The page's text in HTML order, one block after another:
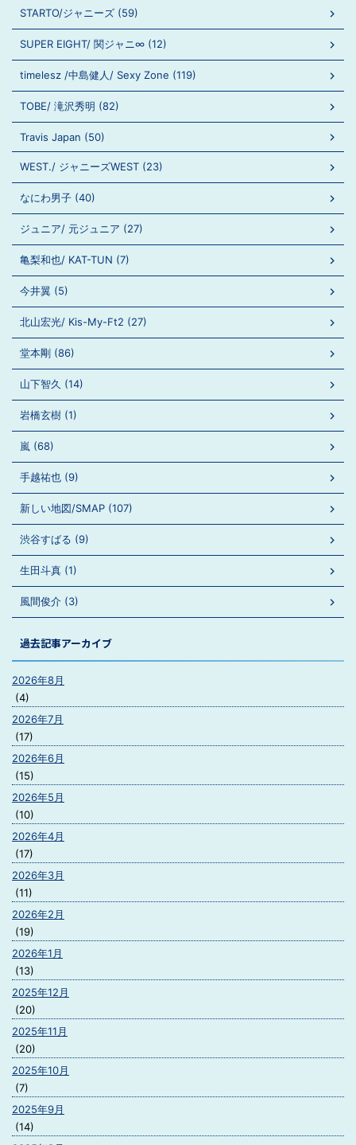
STARTO/ジャニーズ (59)
SUPER EIGHT/ 関ジャニ∞ (12)
timelesz /中島健人/ Sexy Zone (119)
TOBE/ 滝沢秀明 (82)
Travis Japan (50)
WEST./ ジャニーズWEST (23)
なにわ男子 (40)
ジュニア/ 元ジュニア (27)
亀梨和也/ KAT-TUN (7)
今井翼 (5)
北山宏光/ Kis-My-Ft2 (27)
堂本剛 (86)
山下智久 (14)
岩橋玄樹 (1)
嵐 (68)
手越祐也 (9)
新しい地図/SMAP (107)
渋谷すばる (9)
生田斗真 (1)
風間俊介 (3)
過去記事アーカイブ
2026年8月
(4)
2026年7月
(17)
2026年6月
(15)
2026年5月
(10)
2026年4月
(17)
2026年3月
(11)
2026年2月
(19)
2026年1月
(13)
2025年12月
(20)
2025年11月
(20)
2025年10月
(7)
2025年9月
(14)